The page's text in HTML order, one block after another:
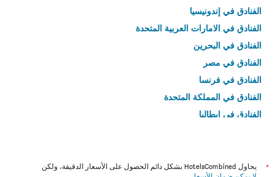
الفنادق في إندونيسيا
الفنادق في الامارات العربية المتحدة
الفنادق في البحرين
الفنادق في مصر
الفنادق في فرنسا
الفنادق في المملكة المتحدة
الفنادق في إيطاليا
*
يحاول HotelsCombined بشكل دائم الحصول على الأسعار الدقيقة، ولكن